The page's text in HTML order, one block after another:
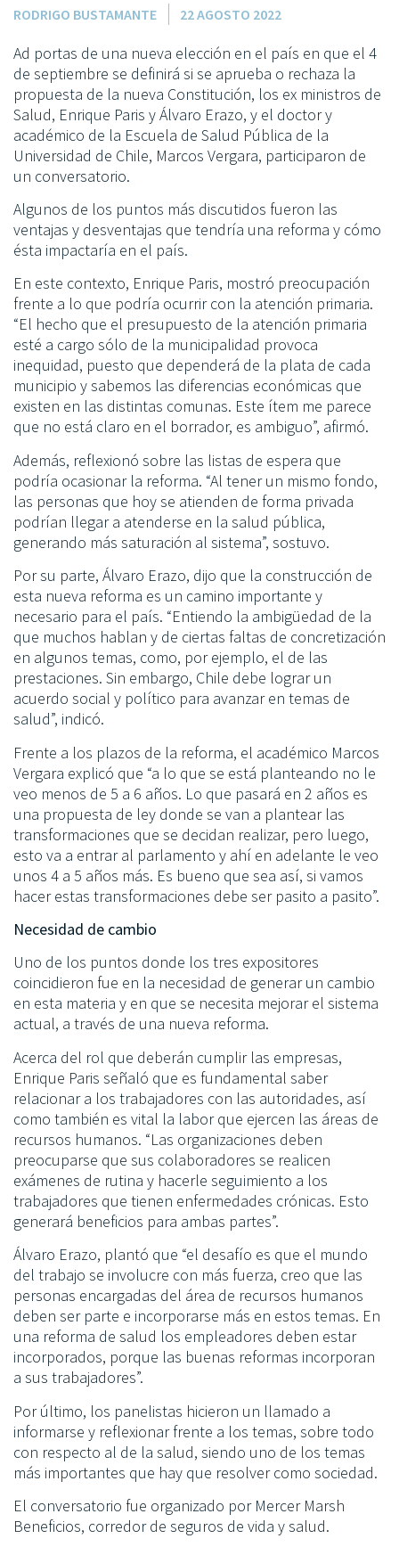
RODRIGO BUSTAMANTE 22 AGOSTO 2022
Ad portas de una nueva elección en el país en que el 4
de septiembre se definirá si se aprueba o rechaza la
propuesta de la nueva Constitución, los ex ministros de
Salud, Enrique Paris y Álvaro Erazo, y el doctor y
académico de la Escuela de Salud Pública de la
Universidad de Chile, Marcos Vergara, participaron de
un conversatorio.
Algunos de los puntos más discutidos fueron las
ventajas y desventajas que tendría una reforma y cómo
ésta impactaría en el país.
En este contexto, Enrique Paris, mostró preocupación
frente a lo que podría ocurrir con la atención primaria.
“El hecho que el presupuesto de la atención primaria
esté a cargo sólo de la municipalidad provoca
inequidad, puesto que dependerá de la plata de cada
municipio y sabemos las diferencias económicas que
existen en las distintas comunas. Este ítem me parece
que no está claro en el borrador, es ambiguo”, afirmó.
Además, reflexionó sobre las listas de espera que
podría ocasionar la reforma. “Al tener un mismo fondo,
las personas que hoy se atienden de forma privada
podrían llegar a atenderse en la salud pública,
generando más saturación al sistema”, sostuvo.
Por su parte, Álvaro Erazo, dijo que la construcción de
esta nueva reforma es un camino importante y
necesario para el país. “Entiendo la ambigüedad de la
que muchos hablan y de ciertas faltas de concretización
en algunos temas, como, por ejemplo, el de las
prestaciones. Sin embargo, Chile debe lograr un
acuerdo social y político para avanzar en temas de
salud”, indicó.
Frente a los plazos de la reforma, el académico Marcos
Vergara explicó que “a lo que se está planteando no le
veo menos de 5 a 6 años. Lo que pasará en 2 años es
una propuesta de ley donde se van a plantear las
transformaciones que se decidan realizar, pero luego,
esto va a entrar al parlamento y ahí en adelante le veo
unos 4 a 5 años más. Es bueno que sea así, si vamos
hacer estas transformaciones debe ser pasito a pasito”.
Necesidad de cambio
Uno de los puntos donde los tres expositores
coincidieron fue en la necesidad de generar un cambio
en esta materia y en que se necesita mejorar el sistema
actual, a través de una nueva reforma.
Acerca del rol que deberán cumplir las empresas,
Enrique Paris señaló que es fundamental saber
relacionar a los trabajadores con las autoridades, así
como también es vital la labor que ejercen las áreas de
recursos humanos. “Las organizaciones deben
preocuparse que sus colaboradores se realicen
exámenes de rutina y hacerle seguimiento a los
trabajadores que tienen enfermedades crónicas. Esto
generará beneficios para ambas partes”.
Álvaro Erazo, plantó que “el desafío es que el mundo
del trabajo se involucre con más fuerza, creo que las
personas encargadas del área de recursos humanos
deben ser parte e incorporarse más en estos temas. En
una reforma de salud los empleadores deben estar
incorporados, porque las buenas reformas incorporan
a sus trabajadores”.
Por último, los panelistas hicieron un llamado a
informarse y reflexionar frente a los temas, sobre todo
con respecto al de la salud, siendo uno de los temas
más importantes que hay que resolver como sociedad.
El conversatorio fue organizado por Mercer Marsh
Beneficios, corredor de seguros de vida y salud.